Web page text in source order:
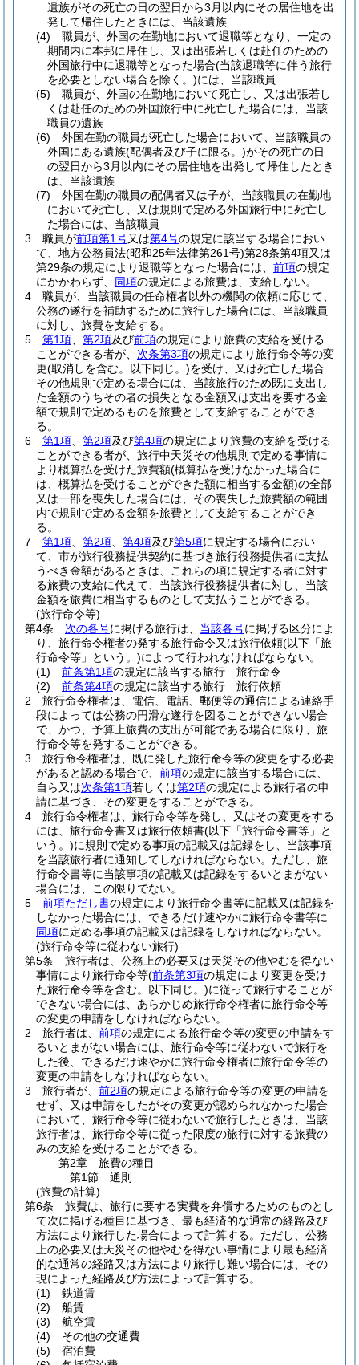
遺族がその死亡の日の翌日から3月以内にその居住地を出
発して帰住したときには、当該遺族
(4)
職員が、外国の在勤地において退職等となり、一定の
期間内に本邦に帰住し、又は出張若しくは赴任のための
外国旅行中に退職等となった場合(当該退職等に伴う旅行
を必要としない場合を除く。)には、当該職員
(5)
職員が、外国の在勤地において死亡し、又は出張若し
くは赴任のための外国旅行中に死亡した場合には、当該
職員の遺族
(6)
外国在勤の職員が死亡した場合において、当該職員の
外国にある遺族(配偶者及び子に限る。)がその死亡の日
の翌日から3月以内にその居住地を出発して帰住したとき
は、当該遺族
(7)
外国在勤の職員の配偶者又は子が、当該職員の在勤地
において死亡し、又は規則で定める外国旅行中に死亡し
た場合には、当該職員
3
職員が前項第1号又は第4号の規定に該当する場合におい
て、地方公務員法(昭和25年法律第261号)第28条第4項又は
第29条の規定により退職等となった場合には、 前項の規定
にかかわらず、 同項の規定による旅費は、支給しない。
4
職員が、当該職員の任命権者以外の機関の依頼に応じて、
公務の遂行を補助するために旅行した場合には、当該職員
に対し、旅費を支給する。
5
第1項 第2項及び前項の規定により旅費の支給を受ける
ことができる者が、 次条第3項の規定により旅行命令等の変
更(取消しを含む。以下同じ。)を受け、又は死亡した場合
その他規則で定める場合には、当該旅行のため既に支出し
た金額のうちその者の損失となる金額又は支出を要する金
額で規則で定めるものを旅費として支給することができ
る。
6
第1項 第2項及び第4項の規定により旅費の支給を受ける
ことができる者が、旅行中天災その他規則で定める事情に
より概算払を受けた旅費額(概算払を受けなかった場合に
は、概算払を受けることができた額に相当する金額)の全部
又は一部を喪失した場合には、その喪失した旅費額の範囲
内で規則で定める金額を旅費として支給することができ
る。
7
第1項 第2項 第4項及び第5項に規定する場合におい
て、市が旅行役務提供契約に基づき旅行役務提供者に支払
うべき金額があるときは、これらの項に規定する者に対す
る旅費の支給に代えて、当該旅行役務提供者に対し、当該
金額を旅費に相当するものとして支払うことができる。
(旅行命令等)
第4条
次の各号に掲げる旅行は、 当該各号に掲げる区分によ
り、旅行命令権者の発する旅行命令又は旅行依頼(以下「旅
行命令等」という。)によって行われなければならない。
(1)
前条第1項の規定に該当する旅行 旅行命令
(2)
前条第4項の規定に該当する旅行 旅行依頼
2
旅行命令権者は、電信、電話、郵便等の通信による連絡手
段によっては公務の円滑な遂行を図ることができない場合
で、かつ、予算上旅費の支出が可能である場合に限り、旅
行命令等を発することができる。
3
旅行命令権者は、既に発した旅行命令等の変更をする必要
があると認める場合で、 前項の規定に該当する場合には、
自ら又は次条第1項若しくは第2項の規定による旅行者の申
請に基づき、その変更をすることができる。
4
旅行命令権者は、旅行命令等を発し、又はその変更をする
には、旅行命令書又は旅行依頼書(以下「旅行命令書等」と
いう。)に規則で定める事項の記載又は記録をし、当該事項
を当該旅行者に通知してしなければならない。 ただし、旅
行命令書等に当該事項の記載又は記録をするいとまがない
場合には、この限りでない。
5
前項ただし書の規定により旅行命令書等に記載又は記録を
しなかった場合には、できるだけ速やかに旅行命令書等に
同項に定める事項の記載又は記録をしなければならない。
(旅行命令等に従わない旅行)
第5条
旅行者は、公務上の必要又は天災その他やむを得ない
事情により旅行命令等(前条第3項の規定により変更を受け
た旅行命令等を含む。以下同じ。)に従って旅行することが
できない場合には、あらかじめ旅行命令権者に旅行命令等
の変更の申請をしなければならない。
2
旅行者は、 前項の規定による旅行命令等の変更の申請をす
るいとまがない場合には、旅行命令等に従わないで旅行を
した後、できるだけ速やかに旅行命令権者に旅行命令等の
変更の申請をしなければならない。
3
旅行者が、 前2項の規定による旅行命令等の変更の申請を
せず、又は申請をしたがその変更が認められなかった場合
において、旅行命令等に従わないで旅行したときは、当該
旅行者は、旅行命令等に従った限度の旅行に対する旅費の
みの支給を受けることができる。
第2章
旅費の種目
第1節
通則
(旅費の計算)
第6条
旅費は、旅行に要する実費を弁償するためのものとし
て次に掲げる種目に基づき、最も経済的な通常の経路及び
方法により旅行した場合によって計算する。 ただし、公務
上の必要又は天災その他やむを得ない事情により最も経済
的な通常の経路又は方法により旅行し難い場合には、その
現によった経路及び方法によって計算する。
(1)
鉄道賃
(2)
船賃
(3)
航空賃
(4)
その他の交通費
(5)
宿泊費